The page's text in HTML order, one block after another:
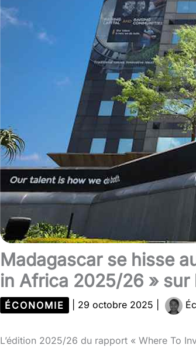
Madagascar se hisse
in Africa 2025/26 » sur
ÉCONOMIE 29 octobre 2025
L’édition 2025/26 du rapport « Where To